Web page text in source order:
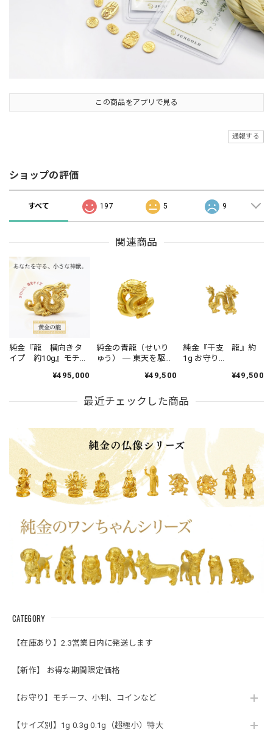
CATEGORY
【在庫あり】2.3営業日内に発送します
【新作】 お得な期間限定価格
【お守り】モチーフ、小判、コインなど
【サイズ別】1g 0.3g 0.1g（超極小）特大
この商品をアプリで見る
通報する
ショップの評価
すべて 197 5 9
関連商品
純金『龍 横向きタ
イプ 約10g』モチー
【JUNGOLD】¥495,000
純金の青龍（せいり
ゅう） ─ 東天を駆け
四神獣シリーズ 指
JUNGOLD
¥49,500
純金『干支 龍』約
1g お守り
¥49,500
最近チェックした商品